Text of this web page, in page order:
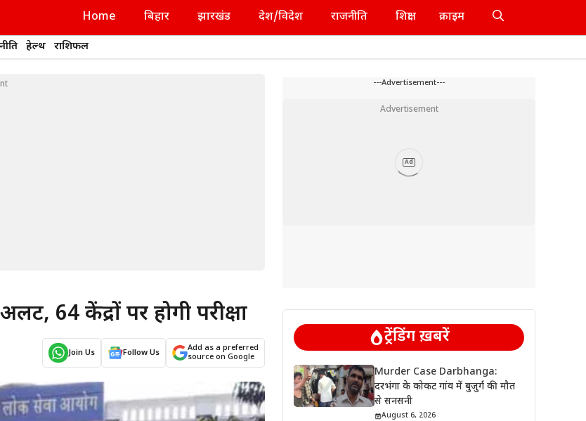
Home बिहार झारखंड देश/विदेश राजनीति शिक्षा क्राइम
हेल्थ राशिफल
64 केंद्रों पर होगी परीक्षा
Join Us Follow Us
Add as a preferred
source on Google
---Advertisement---
Advertisement
Ad
ट्रेंडिंग ख़बरें
Murder Case Darbhanga:
दरभंगा के कोकट गांव में बुजुर्ग की मौत
से सनसनी
August 6, 2026